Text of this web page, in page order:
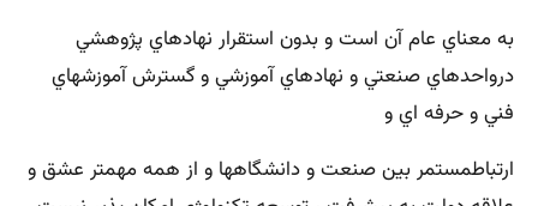
به معناي عام آن است و بدون استقرار نهادهاي پژوهشي
درواحدهاي صنعتي و نهادهاي آموزشي و گسترش آموزشهاي
فني و حرفه اي و
ارتباطمستمر بين صنعت و دانشگاهها و از همه مهمتر عشق و